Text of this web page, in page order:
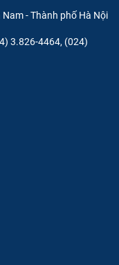
- Thành phố Hà Nội
3.826-4464, (024)